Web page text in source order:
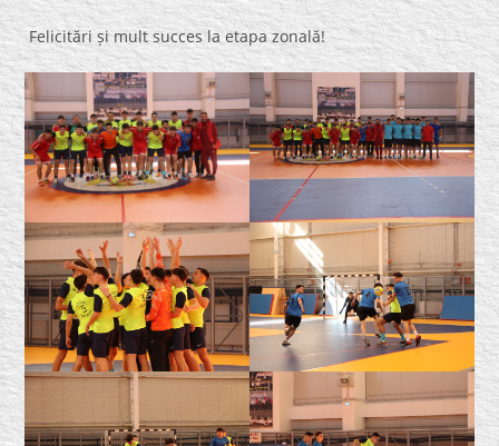
Felicitări și mult succes la etapa zonală!